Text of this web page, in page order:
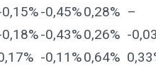
-0,45%0,28% –
-0,43%0,26% -
-0,11%0,64%